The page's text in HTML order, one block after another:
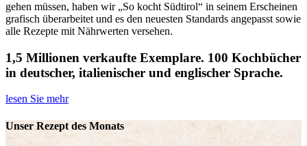
gehen müssen, haben wir „So kocht Südtirol“ in seinem Erscheinen
grafisch überarbeitet und es den neuesten Standards angepasst sowie
alle Rezepte mit Nährwerten versehen.
1,5 Millionen verkaufte Exemplare. 100 Kochbücher
in deutscher, italienischer und englischer Sprache.
lesen Sie mehr
Unser Rezept des Monats